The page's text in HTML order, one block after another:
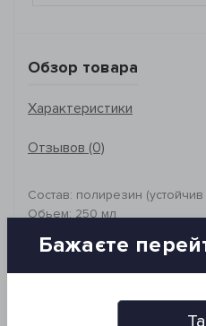
Обзор товара
Характеристики
Отзывов (0)
Состав: полирезин
Обьем: 250 мл
Производитель: Irya, Турция
Упаковка: картонная коробка
Бажаєте